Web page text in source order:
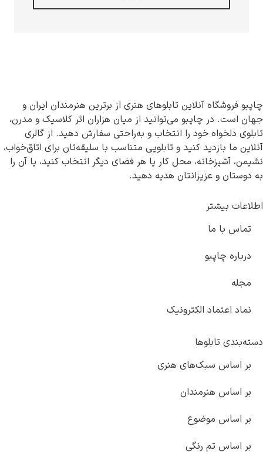
آنلاین تابلوهای هنری از برترین هنرمندان ایران و
می‌توانید از میان هزاران اثر کلاسیک و مدرن،
خود را انتخاب و به‌راحتی سفارش دهید. از گالری
کنید و تابلویی متناسب با سلیقه‌تان برای اتاق‌خواب،
محل کار یا هر فضای دیگر انتخاب کنید، یا آن را
هدیه دهید.
الکترونیک
هنری
رنگی